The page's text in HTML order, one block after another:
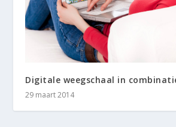
Digitale weegschaal in
29 maart 2014